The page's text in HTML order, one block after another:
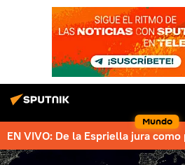
Mundo
EN VIVO: De la Espriella jura